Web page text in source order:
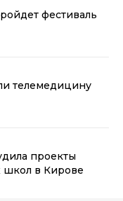
фестиваль
телемедицину
проекты
школ в Кирове